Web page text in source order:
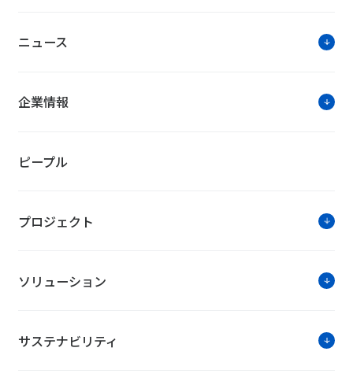
ニュース
企業情報
ピープル
プロジェクト
ソリューション
サステナビリティ